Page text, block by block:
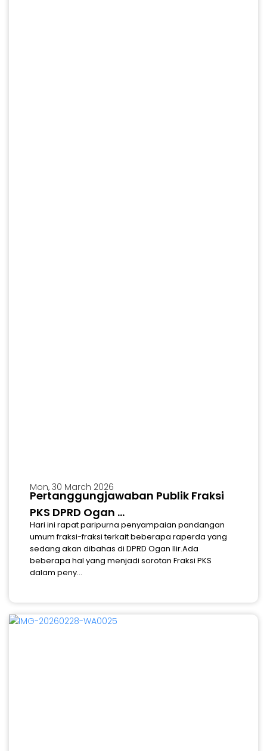
Mon, 30 March 2026
Pertanggungjawaban Publik Fraksi
PKS DPRD Ogan ...
Hari ini rapat paripurna penyampaian pandangan
umum fraksi-fraksi terkait beberapa raperda yang
sedang akan dibahas di DPRD Ogan Ilir.Ada
beberapa hal yang menjadi sorotan Fraksi PKS
dalam peny...